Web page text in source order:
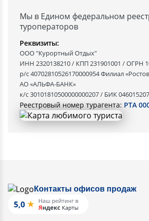
Мы в Едином федеральном
туроператоров
Реквизиты:
ООО "Курортный Отдых"
ИНН 2320138210 / КПП 231901001 / ОГРН
р/с 40702810526170000954 Филиал
АО «АЛЬФА-БАНК»
к/с 30101810500000000207 / БИК 046015207
Реестровый номер турагента: РТА
Контакты офисов продаж